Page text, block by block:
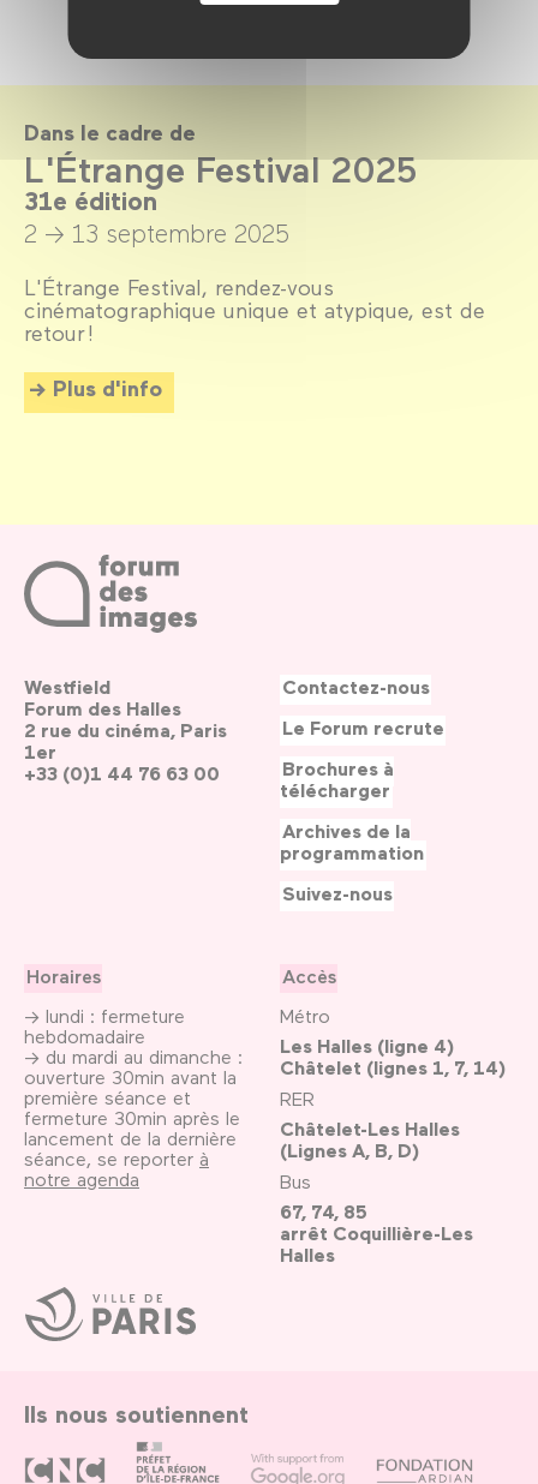
Dans le cadre de
L'Étrange Festival 2025
31e édition
2 → 13 septembre 2025
L'Étrange Festival, rendez-vous
cinématographique unique et atypique, est de
retour !
Plus d'info
Ville
de
Paris
Westfield
Forum des Halles
2 rue du cinéma, Paris
1er
+33 (0)1 44 76 63 00
Horaires
→ lundi : fermeture
hebdomadaire
→ du mardi au dimanche :
ouverture 30min avant la
première séance et
fermeture 30min après le
lancement de la dernière
séance, se reporter à
notre agenda
Accès
Métro
Les Halles (ligne 4)
Châtelet (lignes 1, 7, 14)
RER
Châtelet-Les Halles
(Lignes A, B, D)
Bus
67, 74, 85
arrêt Coquillière-Les
Halles
Contactez-nous
Le Forum recrute
Brochures à
télécharger
Archives de la
programmation
Suivez-nous
Ils nous soutiennent